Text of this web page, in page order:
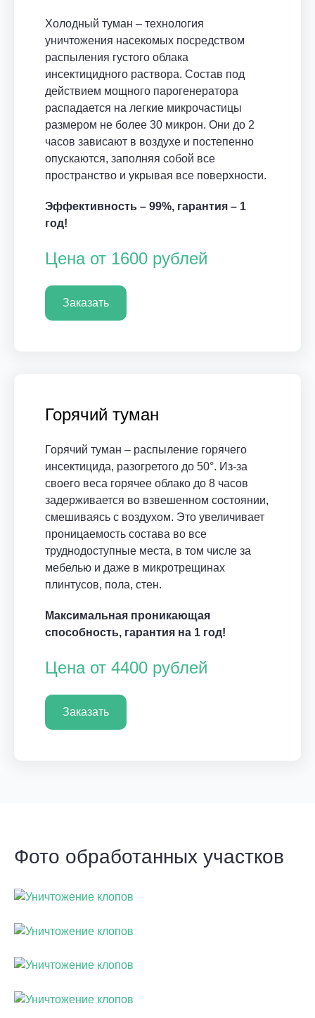
Холодный туман – технология
уничтожения насекомых посредством
распыления густого облака
инсектицидного раствора. Состав под
действием мощного парогенератора
распадается на легкие микрочастицы
размером не более 30 микрон. Они до 2
часов зависают в воздухе и постепенно
опускаются, заполняя собой все
пространство и укрывая все поверхности.
Эффективность – 99%, гарантия – 1
год!
Цена от 1600 рублей
Заказать
Горячий туман
Горячий туман – распыление горячего
инсектицида, разогретого до 50°. Из-за
своего веса горячее облако до 8 часов
задерживается во взвешенном состоянии,
смешиваясь с воздухом. Это увеличивает
проницаемость состава во все
труднодоступные места, в том числе за
мебелью и даже в микротрещинах
плинтусов, пола, стен.
Максимальная проникающая
способность, гарантия на 1 год!
Цена от 4400 рублей
Заказать
Фото обработанных участков